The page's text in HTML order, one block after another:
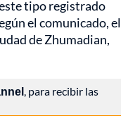
tipo registrado
el comunicado, el
de Zhumadian,
, para recibir las